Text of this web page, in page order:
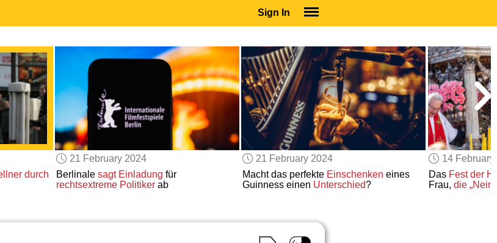
Sign In
SUBSCRIBE
EDUCATIONAL LICENSES
GIFT CARDS
OTHER LANGUAGES
ABOUT US
ALEXA
ADJUST COLORS
durch
21 February 2024
Berlinale sagt Einladung für
rechtsextreme Politikerab
21 February 2024
Macht das perfekte Einschenken eines
Guinness einen Unterschied?
14
Das Fest der
Frau,die